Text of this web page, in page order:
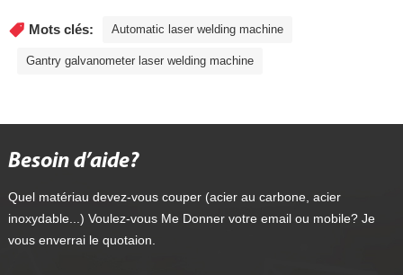
Mots clés: Automatic laser welding machine
Gantry galvanometer laser welding machine
Besoin d’aide?
Quel matériau devez-vous couper (acier au carbone, acier
inoxydable...) Voulez-vous Me Donner votre email ou mobile? Je
vous enverrai le quotaion.